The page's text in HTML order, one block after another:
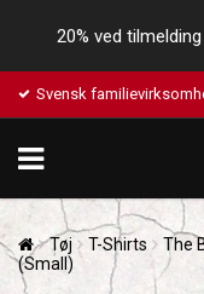
20% ved
Svensk
Tøj T-Shirts
The
(Small)